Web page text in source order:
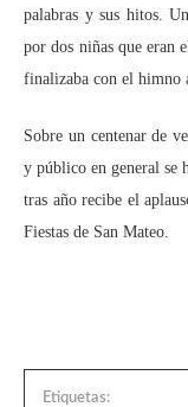
palabras y sus hitos.
por dos niñas que eran
finalizaba con el himno
Sobre un centenar de
y público en general se
tras año recibe el
Fiestas de San Mateo.
Etiquetas: